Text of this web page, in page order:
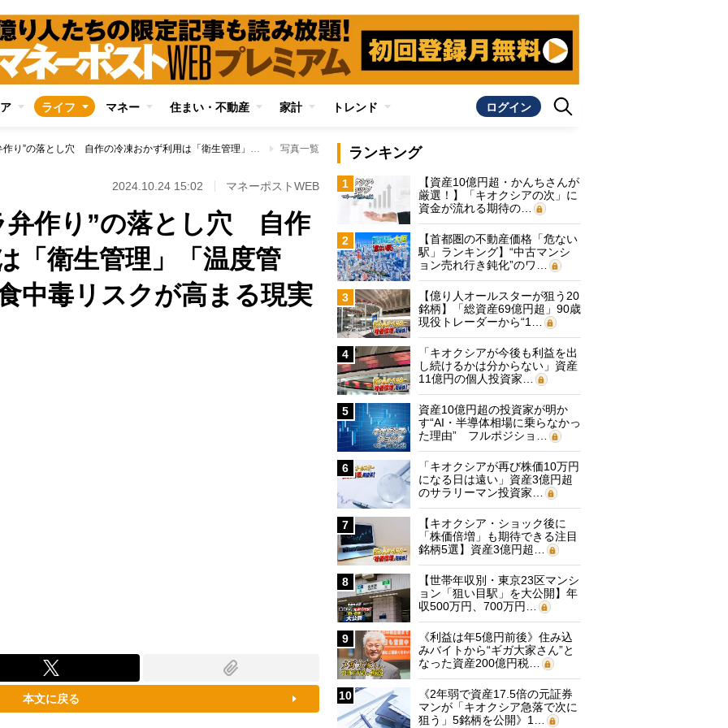
ライフ マネー 住まい・不動産 家計 トレンド ログイン
子供が喜ぶ“キャラ弁作り”の落とし穴 自作の冷凍おかず利用は「衛生管理」「温度管理」がずぼらだと食中毒リスクが高まる現実 写真一覧
2024.10.24 15:02 マネーポストWEB
弁作り”の落とし穴 自作
「衛生管理」「温度管
中毒リスクが高まる現実
本文に戻る
ランキング
1
【資産10億円超・かんちさんが
厳選！】「キオクシアの次」に
資金が流れる期待の…
2
【首都圏の不動産価格「危ない
駅」ランキング】“中古マンシ
ョン売れ行き鈍化”のワ…
3
【億り人オールスターが狙う20
銘柄】「総資産69億円超」90歳
現役トレーダーから“1…
4
「キオクシアが今後も利益を出
し続けるかは分からない」資産
11億円の個人投資家…
5
資産10億円超の投資家が明か
す“AI・半導体相場に乗らなかっ
た理由” フルポジショ…
6
「キオクシアが再び株価10万円
になる日は遠い」資産3億円超
のサラリーマン投資家…
7
【キオクシア・ショック後に
「株価倍増」も期待できる注目
銘柄5選】資産3億円超…
8
【世帯年収別・東京23区マンシ
ョン「狙い目駅」を大公開】年
収500万円、700万円…
9
《利益は年5億円前後》住み込
みバイトから“ギガ大家さん”と
なった資産200億円税…
10
《2年弱で資産17.5倍の元証券
マンが「キオクシア急落で次に
狙う」5銘柄を公開》1…